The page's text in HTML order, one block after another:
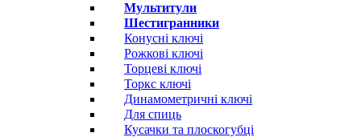
Мультитули
Шестигранники
Конусні ключі
Рожкові ключі
Торцеві ключі
Торкс ключі
Динамометричні ключі
Для спиць
Кусачки та плоскогубці